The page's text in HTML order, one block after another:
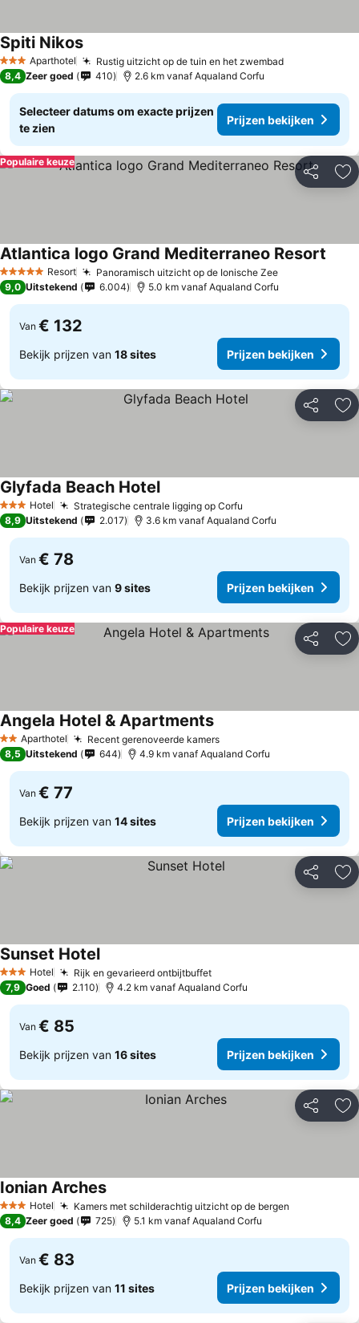
3 SterrenAparthotel Rustig uitzicht op de tuin en het zwembad
Spiti Nikos
8,4 Zeer goed 410 2.6 km vanaf Aqualand Corfu
Selecteer datums om exacte prijzen
te zien
Prijzen bekijken
Delen
Populaire keuze
5 Sterren Resort Panoramisch uitzicht op de Ionische Zee
Atlantica logo Grand Mediterraneo Resort
9,0 Uitstekend 6.004 5.0 km vanaf Aqualand Corfu
Van € 132
Bekijk prijzen van 18 sites Prijzen bekijken
Delen
3 SterrenHotel Strategische centrale ligging op Corfu
Glyfada Beach Hotel
8,9 Uitstekend 2.017 3.6 km vanaf Aqualand Corfu
Van € 78
Bekijk prijzen van 9 sites Prijzen bekijken
Delen
Populaire keuze
2 SterrenAparthotel Recent gerenoveerde kamers
Angela Hotel & Apartments
8,5 Uitstekend 644 4.9 km vanaf Aqualand Corfu
Van € 77
Bekijk prijzen van 14 sites Prijzen bekijken
Delen
3 SterrenHotel Rijk en gevarieerd ontbijtbuffet
Sunset Hotel
7,9 Goed 2.110 4.2 km vanaf Aqualand Corfu
Van € 85
Bekijk prijzen van 16 sites Prijzen bekijken
Delen
3 SterrenHotel Kamers met schilderachtig uitzicht op de bergen
Ionian Arches
8,4 Zeer goed 725 5.1 km vanaf Aqualand Corfu
Van € 83
Bekijk prijzen van 11 sites Prijzen bekijken